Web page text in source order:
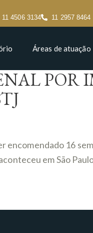
11 4506 3134 11 2957 8464
Áreas de atuação
POR
16
em São